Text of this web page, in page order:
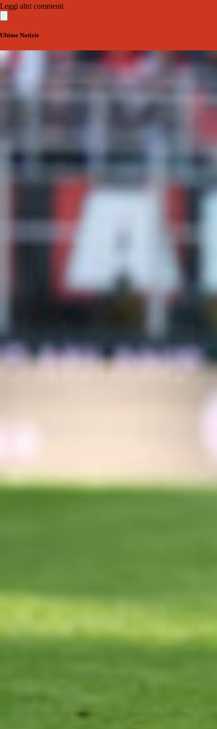
Leggi altri commenti
Ultime Notizie